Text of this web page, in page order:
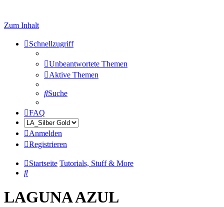
Zum Inhalt
Schnellzugriff
Unbeantwortete Themen
Aktive Themen
Suche
FAQ
Anmelden
Registrieren
Startseite Tutorials, Stuff & More
Suche
LAGUNA AZUL